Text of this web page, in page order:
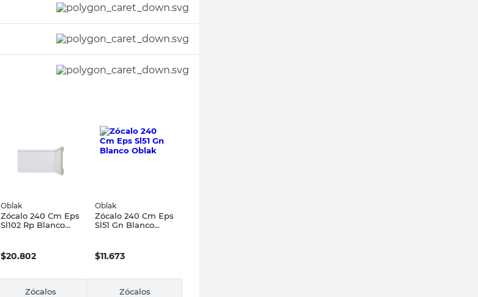
Oblak
Zócalo 240 Cm Eps
Sl102 Rp Blanco
$20.802
Oblak
Zócalo 240 Cm Eps
Sl51 Gn Blanco
$11.673
Zócalos Zócalos